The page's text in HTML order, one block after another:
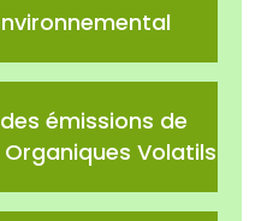
émissions de
Volatils